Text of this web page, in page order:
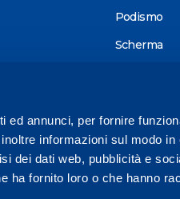
annunci, per fornire
informazioni sul modo
dei dati web, pubblicità e
ha fornito loro o che hanno
Podismo
Scherma
Triathlon
Wellness
Altri sport